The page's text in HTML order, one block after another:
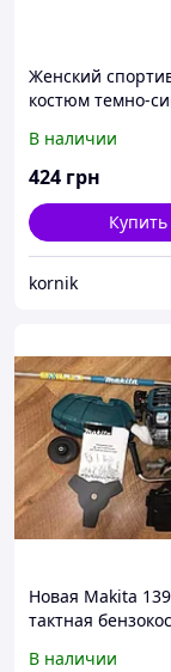
Женский
костюм темно-
В наличии
424 грн
Купить
kornik
Новая Makita
тактная
В наличии